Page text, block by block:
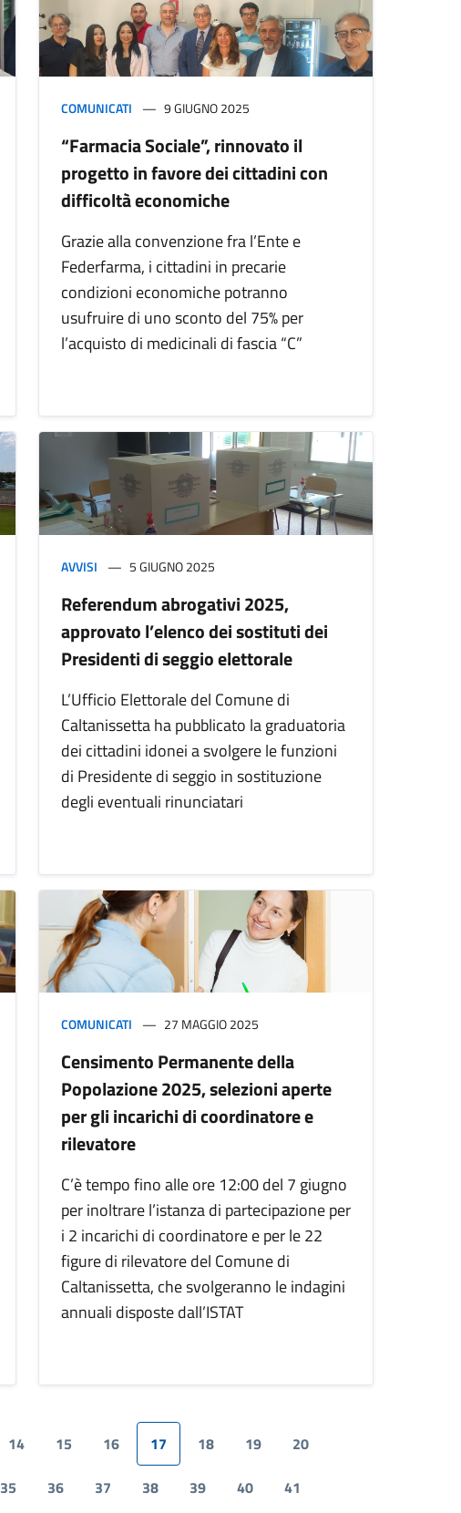
COMUNICATI 9 GIUGNO 2025
“Farmacia Sociale”, rinnovato il
progetto in favore dei cittadini con
difficoltà economiche
Grazie alla convenzione fra l’Ente e
Federfarma, i cittadini in precarie
condizioni economiche potranno
usufruire di uno sconto del 75% per
l’acquisto di medicinali di fascia “C”
AVVISI 5 GIUGNO 2025
Referendum abrogativi 2025,
approvato l’elenco dei sostituti dei
Presidenti di seggio elettorale
L’Ufficio Elettorale del Comune di
Caltanissetta ha pubblicato la graduatoria
dei cittadini idonei a svolgere le funzioni
di Presidente di seggio in sostituzione
degli eventuali rinunciatari
COMUNICATI 27 MAGGIO 2025
Censimento Permanente della
Popolazione 2025, selezioni aperte
per gli incarichi di coordinatore e
rilevatore
C’è tempo fino alle ore 12:00 del 7 giugno
per inoltrare l’istanza di partecipazione per
i 2 incarichi di coordinatore e per le 22
figure di rilevatore del Comune di
Caltanissetta, che svolgeranno le indagini
annuali disposte dall’ISTAT
14 15 16 17 18 19
20
35 36 37 38 39 40 41